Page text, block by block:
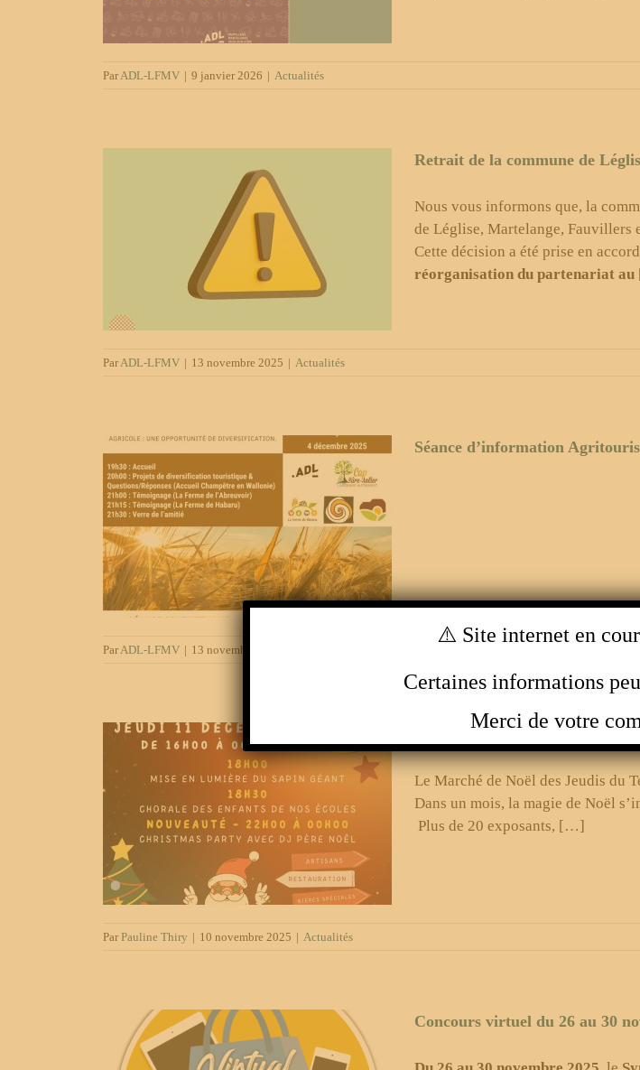
ParADL-LFMV | 9 janvier 2026 | Actualités
Retrait de la commune de
Nous vous informons que, la
de Léglise, Martelange, Fauvillers
Cette décision a été prise en
réorganisation du partenariat
ParADL-LFMV | 13 novembre 2025 | Actualités
Séance d’information
ParADL-LFMV | 13 novembre 2025
Le Marché de Noël des Jeudis du
Dans un mois, la magie de Noël
Plus de 20 exposants, […]
ParPauline Thiry | 10 novembre 2025 | Actualités
Concours virtuel du 26 au 30
⚠️ Site internet en
Certaines informations
Merci de votre